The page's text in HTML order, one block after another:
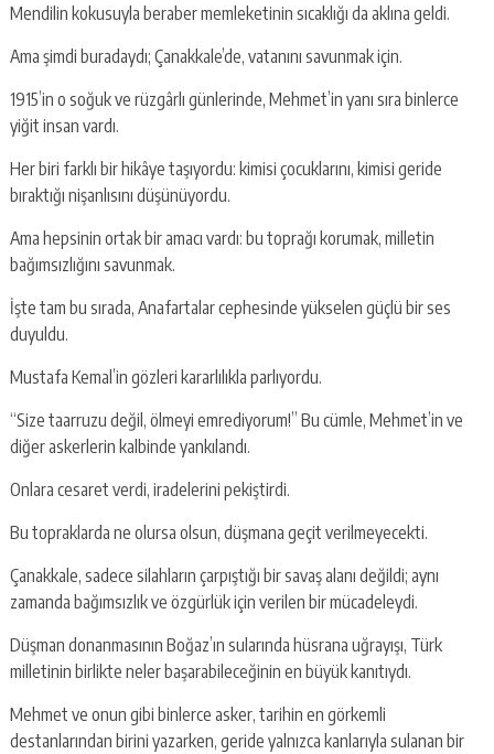
Mendilin kokusuyla beraber memleketinin sıcaklığı da aklına geldi.
Ama şimdi buradaydı; Çanakkale’de, vatanını savunmak için.
1915’in o soğuk ve rüzgârlı günlerinde, Mehmet’in yanı sıra binlerce
yiğit insan vardı.
Her biri farklı bir hikâye taşıyordu: kimisi çocuklarını, kimisi geride
bıraktığı nişanlısını düşünüyordu.
Ama hepsinin ortak bir amacı vardı: bu toprağı korumak, milletin
bağımsızlığını savunmak.
İşte tam bu sırada, Anafartalar cephesinde yükselen güçlü bir ses
duyuldu.
Mustafa Kemal’in gözleri kararlılıkla parlıyordu.
“Size taarruzu değil, ölmeyi emrediyorum!” Bu cümle, Mehmet’in ve
diğer askerlerin kalbinde yankılandı.
Onlara cesaret verdi, iradelerini pekiştirdi.
Bu topraklarda ne olursa olsun, düşmana geçit verilmeyecekti.
Çanakkale, sadece silahların çarpıştığı bir savaş alanı değildi; aynı
zamanda bağımsızlık ve özgürlük için verilen bir mücadeleydi.
Düşman donanmasının Boğaz’ın sularında hüsrana uğrayışı, Türk
milletinin birlikte neler başarabileceğinin en büyük kanıtıydı.
Mehmet ve onun gibi binlerce asker, tarihin en görkemli
destanlarından birini yazarken, geride yalnızca kanlarıyla sulanan bir